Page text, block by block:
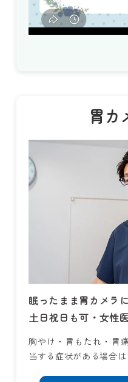
胃カ
眠ったまま胃カメラ
土日祝日も可・女性
胸やけ・胃もたれ・胃
当する症状がある場合は